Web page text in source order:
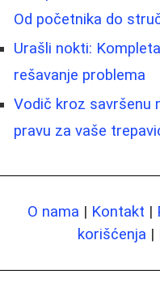
Od početnika do
Urašli nokti:
rešavanje problema
Vodič kroz savršenu
pravu za vaše
O nama | Kontakt |
korišćenja |